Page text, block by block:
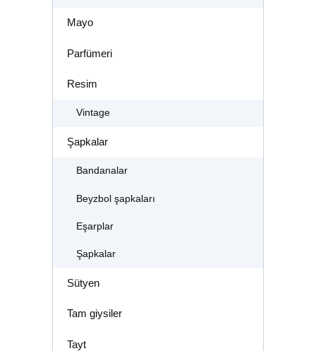
Mayo
Parfümeri
Resim
Vintage
Şapkalar
Bandanalar
Beyzbol şapkaları
Eşarplar
Şapkalar
Sütyen
Tam giysiler
Tayt